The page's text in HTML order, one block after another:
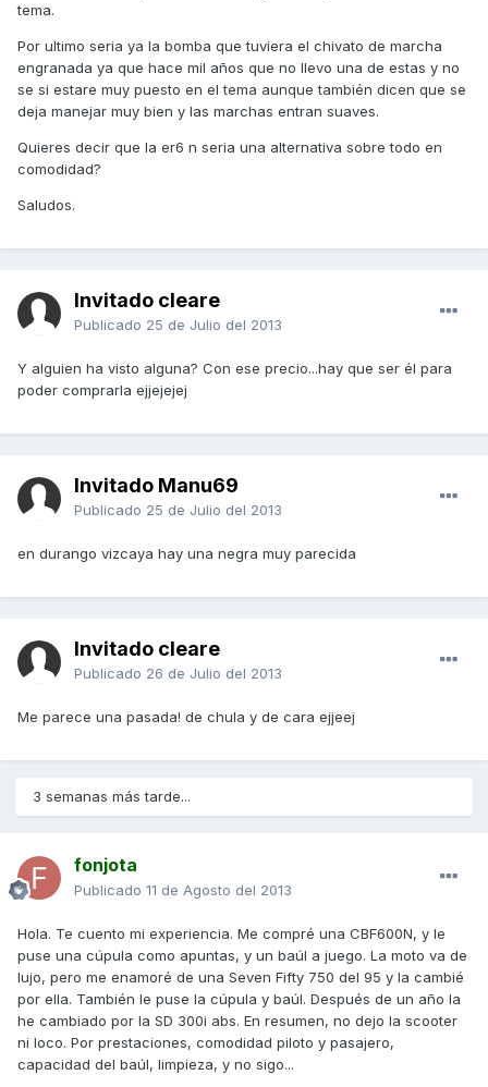
tema.
Por ultimo seria ya la bomba que tuviera el chivato de marcha
engranada ya que hace mil años que no llevo una de estas y no
se si estare muy puesto en el tema aunque también dicen que se
deja manejar muy bien y las marchas entran suaves.
Quieres decir que la er6 n seria una alternativa sobre todo en
comodidad?
Saludos.
Invitado cleare
Publicado 25 de Julio del 2013
Y alguien ha visto alguna? Con ese precio...hay que ser él para
poder comprarla ejjejejej
Invitado Manu69
Publicado 25 de Julio del 2013
en durango vizcaya hay una negra muy parecida
Invitado cleare
Publicado 26 de Julio del 2013
Me parece una pasada! de chula y de cara ejjeej
3 semanas más tarde...
fonjota
Publicado 11 de Agosto del 2013
Hola. Te cuento mi experiencia. Me compré una CBF600N, y le
puse una cúpula como apuntas, y un baúl a juego. La moto va de
lujo, pero me enamoré de una Seven Fifty 750 del 95 y la cambié
por ella. También le puse la cúpula y baúl. Después de un año la
he cambiado por la SD 300i abs. En resumen, no dejo la scooter
ni loco. Por prestaciones, comodidad piloto y pasajero,
capacidad del baúl, limpieza, y no sigo...